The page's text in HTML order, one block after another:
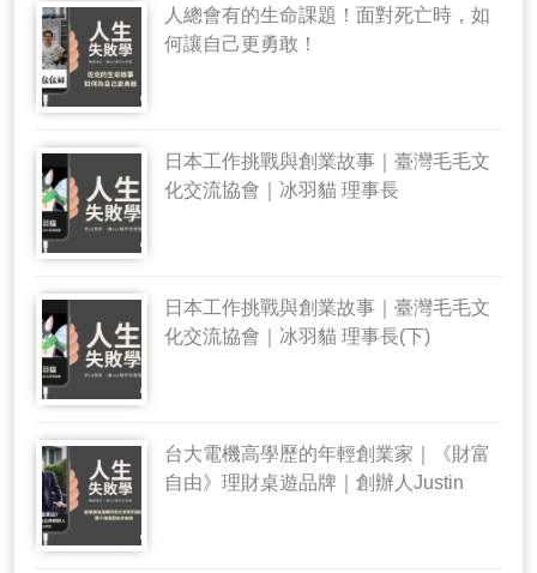
人總會有的生命課題！面對死亡時，如
何讓自己更勇敢！
日本工作挑戰與創業故事｜臺灣毛毛文
化交流協會｜冰羽貓 理事長
日本工作挑戰與創業故事｜臺灣毛毛文
化交流協會｜冰羽貓 理事長(下)
台大電機高學歷的年輕創業家｜《財富
自由》理財桌遊品牌｜創辦人Justin